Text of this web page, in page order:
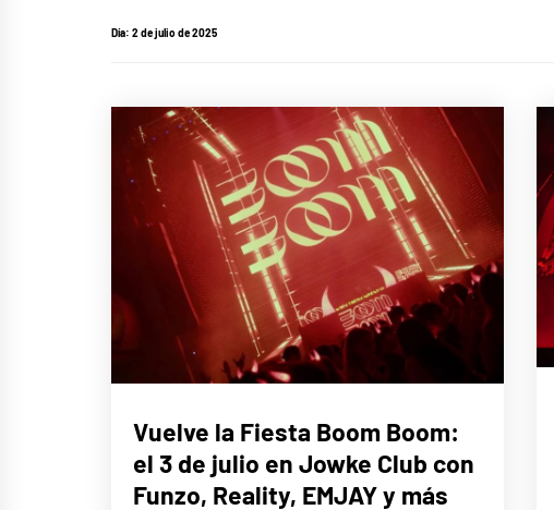
Día: 2 de julio de 2025
Vuelve la Fiesta Boom Boom:
el 3 de julio en Jowke Club con
Funzo, Reality, EMJAY y más